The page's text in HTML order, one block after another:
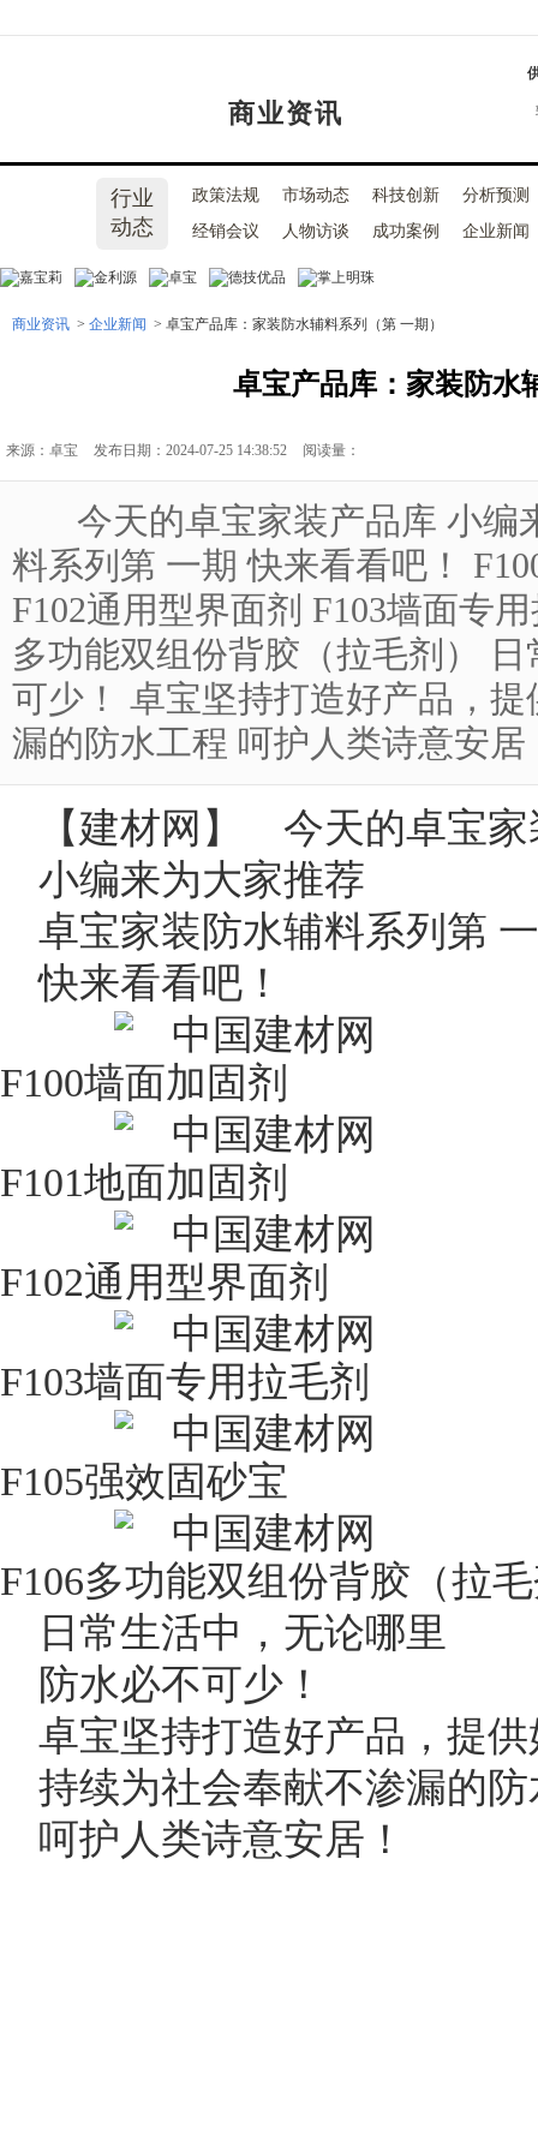
商业资讯
行业
动态
政策法规 市场动态 科技创新
分析预测
经销会议
人物访谈 成功案例 企业新闻
商业资讯 > 企业新闻 > 卓宝产品库：家装防水辅料系列（第 一期）
卓宝产品库：家装防水
来源：卓宝 发布日期：2024-07-25 14:38:52 阅读量：
今天的卓宝家装产品库 小编
料系列第 一期 快来看看吧！
F102通用型界面剂 F103墙面专
多功能双组份背胶（拉毛剂）
可少！ 卓宝坚持打造好产品，
漏的防水工程 呵护人类诗意安居
【建材网 】 今天的卓宝家
小编来为大家推荐
卓宝家装防水辅料系列第
快来看看吧！
F100墙面加固剂
F101地面加固剂
F102通用型界面剂
F103墙面专用拉毛剂
F105强效固砂宝
F106多功能双组份背胶（拉
日常生活中，无论哪里
防水必不可少！
卓宝坚持打造好产品，提
持续为社会奉献不渗漏的
呵护人类诗意安居！